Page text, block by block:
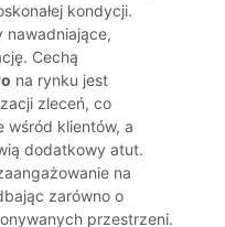
kondycji.
nawadniające,
Cechą
na rynku jest
zleceń, co
wśród klientów, a
dodatkowy atut.
na
zarówno o
przestrzeni.